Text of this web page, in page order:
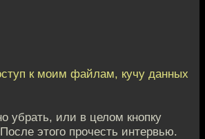
к моим файлам, кучу данных
убрать, или в целом кнопку
этого прочесть интервью.